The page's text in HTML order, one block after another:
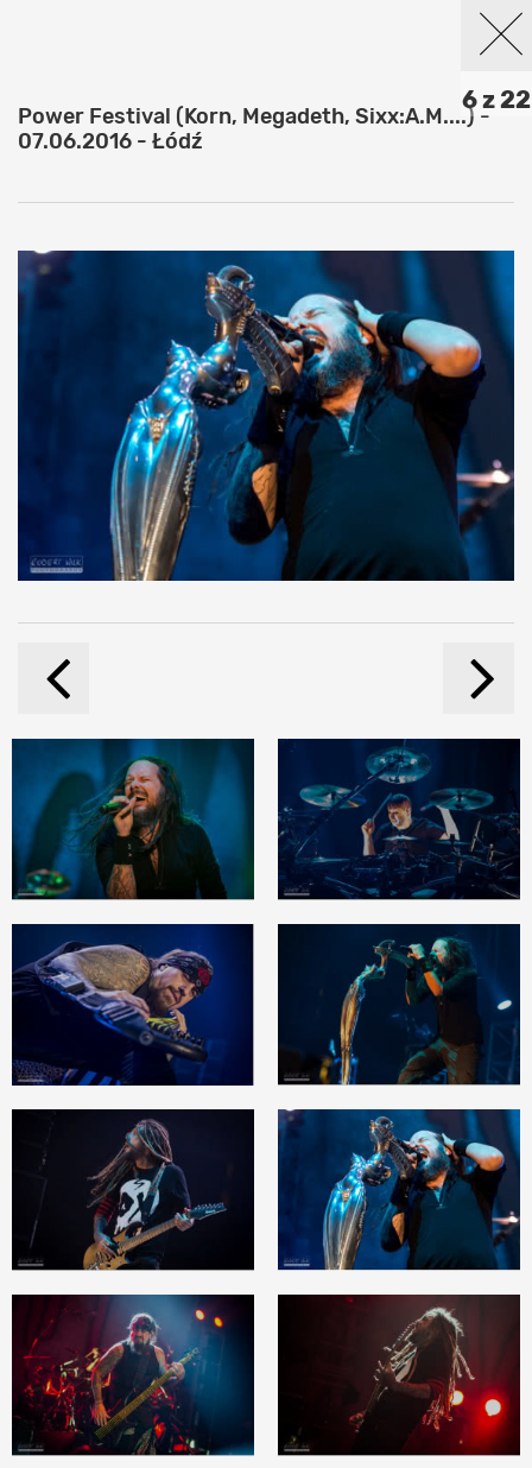
6 z 22
Power Festival (Korn, Megadeth, Sixx:A.M....) -
07.06.2016 - Łódź